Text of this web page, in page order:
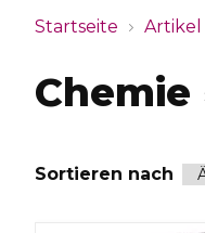
AK -
Startseite Artikel
Chemie
Sortieren nach